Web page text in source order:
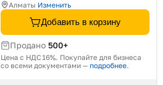
Алматы Изменить
Добавить в корзину
Продано 500+
Цена с НДС 16%. Покупайте для бизнеса
со всеми документами — подробнее.